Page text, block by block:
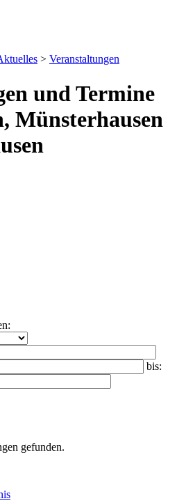
> Veranstaltungen
und Termine
Münsterhausen
bis:
gefunden.